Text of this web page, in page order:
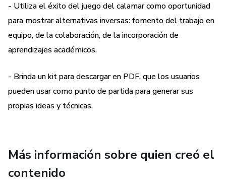
juego, convirtiéndolo en una actividad donde los jugadores
se apoyan mutuamente para alcanzar el éxito en equipo.
Este enfoque no sólo estimula la creatividad y la
resolución de problemas, sino que también favorece la
y significativa.
Ideal para docentes, capacitadores, coaches y orientadores
¡Haz del aprendizaje un juego en el que todos ganen!
¿Te atreves a cambiar las reglas del juego? Descarga el kit
- Utiliza el éxito del juego del calamar como oportunidad
para mostrar alternativas inversas: fomento del trabajo en
equipo, de la colaboración, de la incorporación de
aprendizajes académicos.
- Brinda un kit para descargar en PDF, que los usuarios
pueden usar como punto de partida para generar sus
propias ideas y técnicas.
Más información sobre quien creó el
contenido